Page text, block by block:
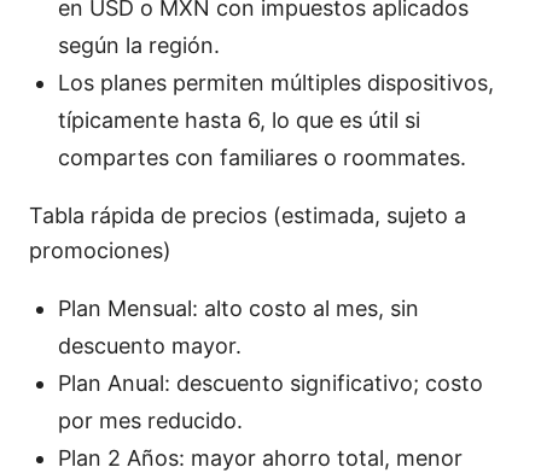
en USD o MXN con impuestos aplicados
según la región.
Los planes permiten múltiples dispositivos,
típicamente hasta 6, lo que es útil si
compartes con familiares o roommates.
Tabla rápida de precios (estimada, sujeto a
promociones)
Plan Mensual: alto costo al mes, sin
descuento mayor.
Plan Anual: descuento significativo; costo
por mes reducido.
Plan 2 Años: mayor ahorro total, menor